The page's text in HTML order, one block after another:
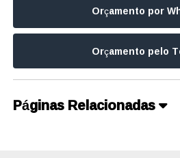
Orçamento por
Orçamento pelo
Páginas Relacionadas